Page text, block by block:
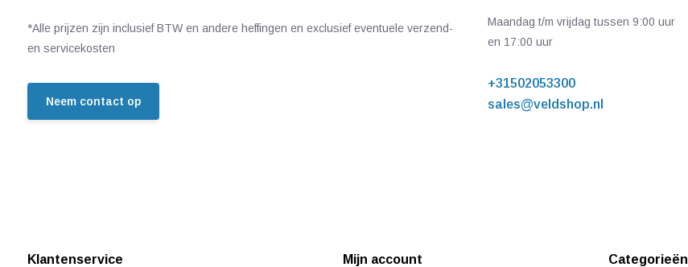
*Alle prijzen zijn inclusief BTW en andere heffingen en exclusief eventuele verzend-
en servicekosten
Neem contact op
Maandag t/m vrijdag tussen 9:00 uur
en 17:00 uur
+31502053300
sales@veldshop.nl
Klantenservice Mijn account Categorieën